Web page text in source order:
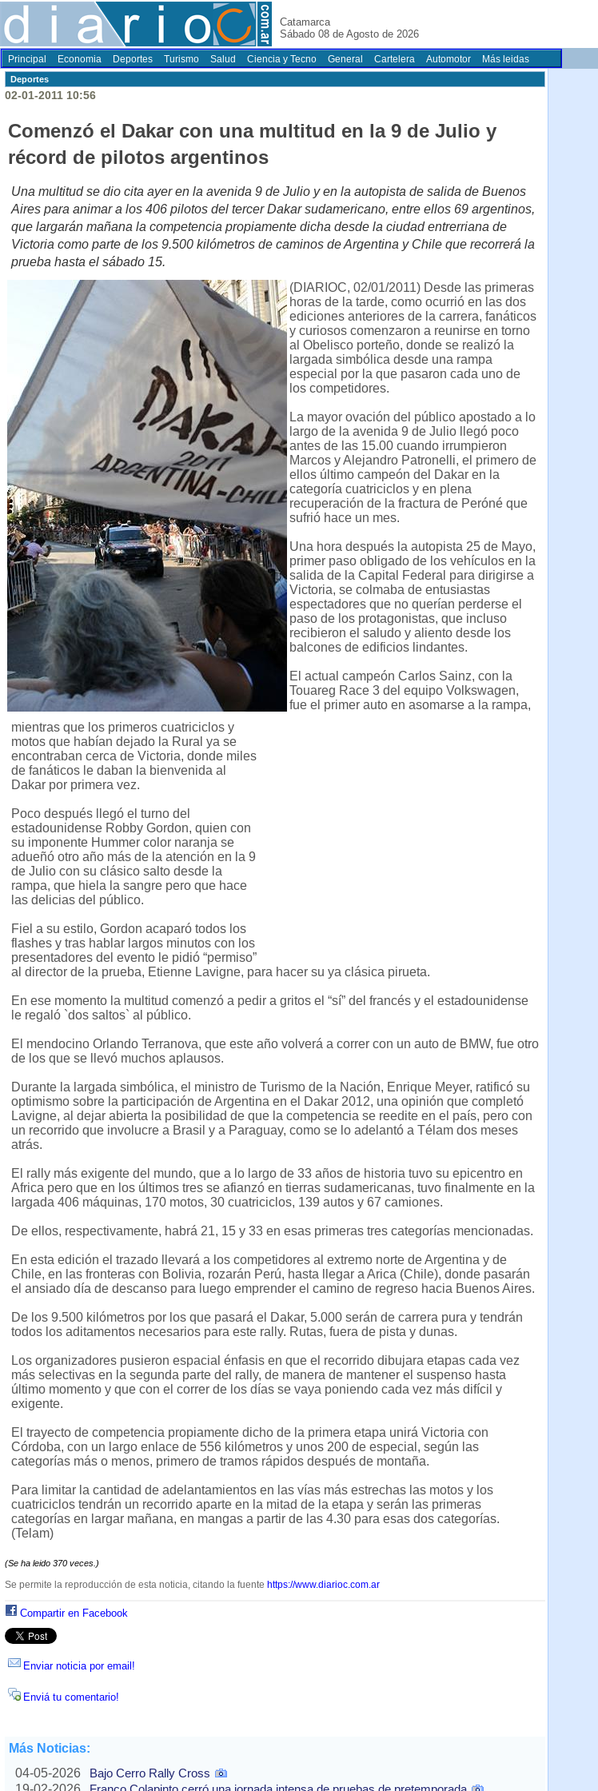
Catamarca
Sábado 08 de Agosto de 2026
Principal Economia Deportes Turismo Salud Ciencia y Tecno General Cartelera Automotor Más leidas
Deportes
02-01-2011 10:56
Comenzó el Dakar con una multitud en la 9 de Julio y
récord de pilotos argentinos
Una multitud se dio cita ayer en la avenida 9 de Julio y en la autopista de salida de Buenos
Aires para animar a los 406 pilotos del tercer Dakar sudamericano, entre ellos 69 argentinos,
que largarán mañana la competencia propiamente dicha desde la ciudad entrerriana de
Victoria como parte de los 9.500 kilómetros de caminos de Argentina y Chile que recorrerá la
prueba hasta el sábado 15.
(DIARIOC, 02/01/2011) Desde las primeras
horas de la tarde, como ocurrió en las dos
ediciones anteriores de la carrera, fanáticos
y curiosos comenzaron a reunirse en torno
al Obelisco porteño, donde se realizó la
largada simbólica desde una rampa
especial por la que pasaron cada uno de
los competidores.
La mayor ovación del público apostado a lo
largo de la avenida 9 de Julio llegó poco
antes de las 15.00 cuando irrumpieron
Marcos y Alejandro Patronelli, el primero de
ellos último campeón del Dakar en la
categoría cuatriciclos y en plena
recuperación de la fractura de Peróné que
sufrió hace un mes.
Una hora después la autopista 25 de Mayo,
primer paso obligado de los vehículos en la
salida de la Capital Federal para dirigirse a
Victoria, se colmaba de entusiastas
espectadores que no querían perderse el
paso de los protagonistas, que incluso
recibieron el saludo y aliento desde los
balcones de edificios lindantes.
El actual campeón Carlos Sainz, con la
Touareg Race 3 del equipo Volkswagen,
fue el primer auto en asomarse a la rampa,
mientras que los primeros cuatriciclos y
motos que habían dejado la Rural ya se
encontraban cerca de Victoria, donde miles
de fanáticos le daban la bienvenida al
Dakar por primera vez.
Poco después llegó el turno del
estadounidense Robby Gordon, quien con
su imponente Hummer color naranja se
adueñó otro año más de la atención en la 9
de Julio con su clásico salto desde la
rampa, que hiela la sangre pero que hace
las delicias del público.
Fiel a su estilo, Gordon acaparó todos los
flashes y tras hablar largos minutos con los
presentadores del evento le pidió “permiso”
al director de la prueba, Etienne Lavigne, para hacer su ya clásica pirueta.
En ese momento la multitud comenzó a pedir a gritos el “sí” del francés y el estadounidense
le regaló `dos saltos` al público.
El mendocino Orlando Terranova, que este año volverá a correr con un auto de BMW, fue otro
de los que se llevó muchos aplausos.
Durante la largada simbólica, el ministro de Turismo de la Nación, Enrique Meyer, ratificó su
optimismo sobre la participación de Argentina en el Dakar 2012, una opinión que completó
Lavigne, al dejar abierta la posibilidad de que la competencia se reedite en el país, pero con
un recorrido que involucre a Brasil y a Paraguay, como se lo adelantó a Télam dos meses
atrás.
El rally más exigente del mundo, que a lo largo de 33 años de historia tuvo su epicentro en
Africa pero que en los últimos tres se afianzó en tierras sudamericanas, tuvo finalmente en la
largada 406 máquinas, 170 motos, 30 cuatriciclos, 139 autos y 67 camiones.
De ellos, respectivamente, habrá 21, 15 y 33 en esas primeras tres categorías mencionadas.
En esta edición el trazado llevará a los competidores al extremo norte de Argentina y de
Chile, en las fronteras con Bolivia, rozarán Perú, hasta llegar a Arica (Chile), donde pasarán
el ansiado día de descanso para luego emprender el camino de regreso hacia Buenos Aires.
De los 9.500 kilómetros por los que pasará el Dakar, 5.000 serán de carrera pura y tendrán
todos los aditamentos necesarios para este rally. Rutas, fuera de pista y dunas.
Los organizadores pusieron espacial énfasis en que el recorrido dibujara etapas cada vez
más selectivas en la segunda parte del rally, de manera de mantener el suspenso hasta
último momento y que con el correr de los días se vaya poniendo cada vez más difícil y
exigente.
El trayecto de competencia propiamente dicho de la primera etapa unirá Victoria con
Córdoba, con un largo enlace de 556 kilómetros y unos 200 de especial, según las
categorías más o menos, primero de tramos rápidos después de montaña.
Para limitar la cantidad de adelantamientos en las vías más estrechas las motos y los
cuatriciclos tendrán un recorrido aparte en la mitad de la etapa y serán las primeras
categorías en largar mañana, en mangas a partir de las 4.30 para esas dos categorías.
(Telam)
(Se ha leido 370 veces.)
Se permite la reproducción de esta noticia, citando la fuente https://www.diarioc.com.ar
Compartir en Facebook
Enviar noticia por email!
Enviá tu comentario!
Más Noticias:
04-05-2026
Bajo Cerro Rally Cross